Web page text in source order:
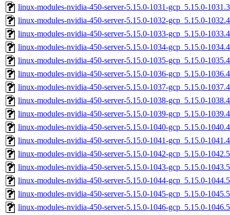
linux-modules-nvidia-450-server-5.15.0-1031-gcp_5.15.0-
linux-modules-nvidia-450-server-5.15.0-1032-gcp_5.15.0-
linux-modules-nvidia-450-server-5.15.0-1033-gcp_5.15.0-
linux-modules-nvidia-450-server-5.15.0-1034-gcp_5.15.0-
linux-modules-nvidia-450-server-5.15.0-1035-gcp_5.15.0-
linux-modules-nvidia-450-server-5.15.0-1036-gcp_5.15.0-
linux-modules-nvidia-450-server-5.15.0-1037-gcp_5.15.0-
linux-modules-nvidia-450-server-5.15.0-1038-gcp_5.15.0-
linux-modules-nvidia-450-server-5.15.0-1039-gcp_5.15.0-
linux-modules-nvidia-450-server-5.15.0-1040-gcp_5.15.0-
linux-modules-nvidia-450-server-5.15.0-1041-gcp_5.15.0-
linux-modules-nvidia-450-server-5.15.0-1042-gcp_5.15.0-
linux-modules-nvidia-450-server-5.15.0-1043-gcp_5.15.0-
linux-modules-nvidia-450-server-5.15.0-1044-gcp_5.15.0-
linux-modules-nvidia-450-server-5.15.0-1045-gcp_5.15.0-
linux-modules-nvidia-450-server-5.15.0-1046-gcp_5.15.0-